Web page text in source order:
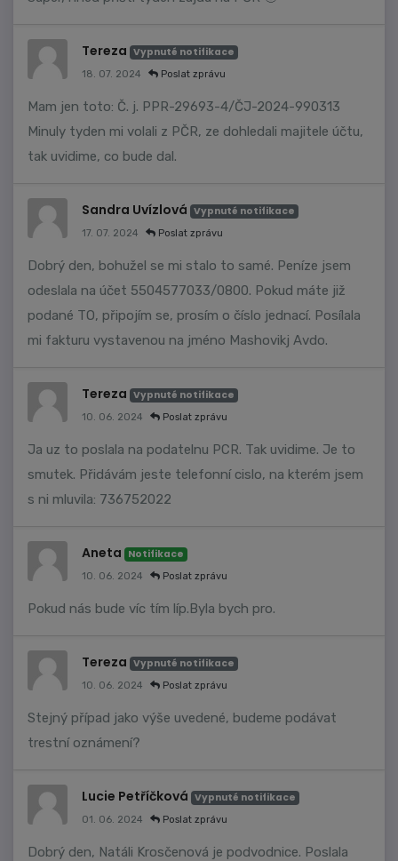
Tereza Vypnuté notifikace
18. 07. 2024 Poslat zprávu
Mam jen toto: Č. j. PPR-29693-4/ČJ-2024-990313
Minuly tyden mi volali z PČR, ze dohledali majitele účtu,
tak uvidime, co bude dal.
Sandra Uvízlová Vypnuté notifikace
17. 07. 2024 Poslat zprávu
Dobrý den, bohužel se mi stalo to samé. Peníze jsem
odeslala na účet 5504577033/0800. Pokud máte již
podané TO, připojím se, prosím o číslo jednací. Posílala
mi fakturu vystavenou na jméno Mashovikj Avdo.
Tereza Vypnuté notifikace
10. 06. 2024 Poslat zprávu
Ja uz to poslala na podatelnu PCR. Tak uvidime. Je to
smutek. Přidávám jeste telefonní cislo, na kterém jsem
s ni mluvila: 736752022
Aneta Notifikace
10. 06. 2024 Poslat zprávu
Pokud nás bude víc tím líp.Byla bych pro.
Tereza Vypnuté notifikace
10. 06. 2024 Poslat zprávu
Stejný případ jako výše uvedené, budeme podávat
trestní oznámení?
Lucie Petříčková Vypnuté notifikace
01. 06. 2024 Poslat zprávu
Dobrý den, Natáli Krosčenová je podvodnice. Poslala